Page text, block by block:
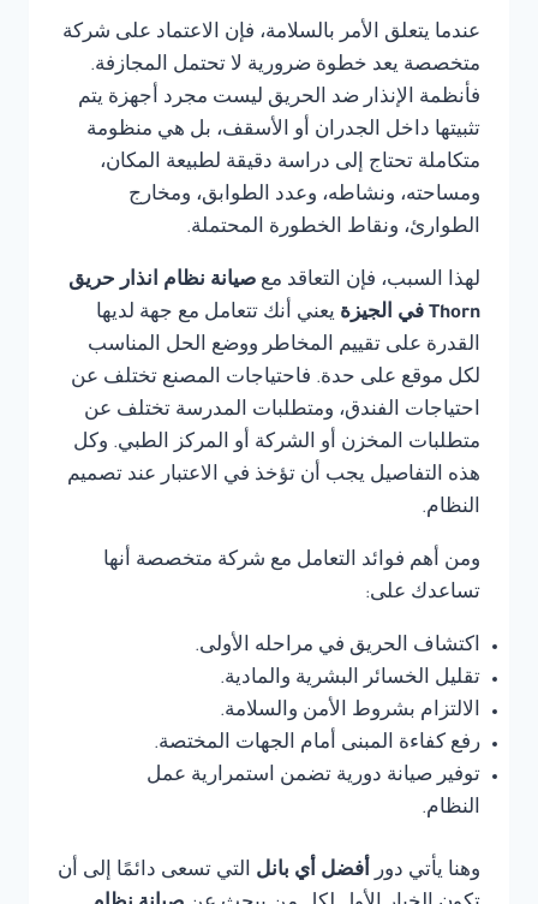
عندما يتعلق الأمر بالسلامة، فإن الاعتماد على شركة
متخصصة يعد خطوة ضرورية لا تحتمل المجازفة.
فأنظمة الإنذار ضد الحريق ليست مجرد أجهزة يتم
تثبيتها داخل الجدران أو الأسقف، بل هي منظومة
متكاملة تحتاج إلى دراسة دقيقة لطبيعة المكان،
ومساحته، ونشاطه، وعدد الطوابق، ومخارج
الطوارئ، ونقاط الخطورة المحتملة.
لهذا السبب، فإن التعاقد مع صيانة نظام انذار حريق
Thorn في الجيزة
يعني أنك تتعامل مع جهة لديها
القدرة على تقييم المخاطر ووضع الحل المناسب
لكل موقع على حدة. فاحتياجات المصنع تختلف عن
احتياجات الفندق، ومتطلبات المدرسة تختلف عن
متطلبات المخزن أو الشركة أو المركز الطبي. وكل
هذه التفاصيل يجب أن تؤخذ في الاعتبار عند تصميم
النظام.
ومن أهم فوائد التعامل مع شركة متخصصة أنها
تساعدك على:
اكتشاف الحريق في مراحله الأولى.
تقليل الخسائر البشرية والمادية.
الالتزام بشروط الأمن والسلامة.
رفع كفاءة المبنى أمام الجهات المختصة.
توفير صيانة دورية تضمن استمرارية عمل
النظام.
وهنا يأتي دور أفضل أي بانل التي تسعى دائمًا إلى أن